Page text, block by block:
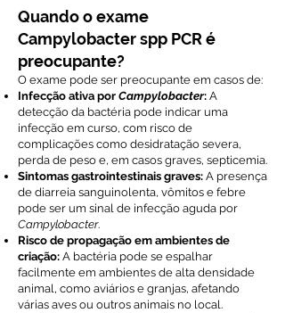
Quando o exame
Campylobacter spp PCR é
preocupante?
O exame pode ser preocupante em casos de:
Infecção ativa por Campylobacter: A
detecção da bactéria pode indicar uma
infecção em curso, com risco de
complicações como desidratação severa,
perda de peso e, em casos graves, septicemia.
Sintomas gastrointestinais graves: A presença
de diarreia sanguinolenta, vômitos e febre
pode ser um sinal de infecção aguda por
Campylobacter.
Risco de propagação em ambientes de
criação: A bactéria pode se espalhar
facilmente em ambientes de alta densidade
animal, como aviários e granjas, afetando
várias aves ou outros animais no local.